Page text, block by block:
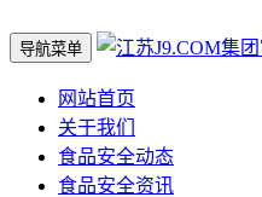
导航菜单
网站首页
关于我们
食品安全动态
食品安全资讯